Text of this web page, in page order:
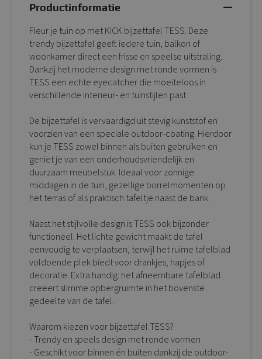
Productinformatie
Fleur je tuin op met KICK bijzettafel TESS. Deze
trendy bijzettafel geeft iedere tuin, balkon of
woonkamer direct een frisse en speelse uitstraling.
Dankzij het moderne design met ronde vormen is
TESS een echte eyecatcher die moeiteloos in
verschillende interieur- en tuinstijlen past.
De bijzettafel is vervaardigd uit stevig kunststof en
voorzien van een speciale outdoor-coating. Hierdoor
kun je TESS zowel binnen als buiten gebruiken en
geniet je van een onderhoudsvriendelijk en
duurzaam meubelstuk. Ideaal voor zonnige
middagen in de tuin, gezellige borrelmomenten op
het terras of als praktisch tafeltje naast de bank.
Naast het stijlvolle design is TESS ook bijzonder
functioneel. Het lichte gewicht maakt de tafel
eenvoudig te verplaatsen, terwijl het ruime tafelblad
voldoende plek biedt voor drankjes, hapjes of
decoratie. Extra handig: het afneembare tafelblad
creëert slimme opbergruimte in het bovenste
gedeelte van de tafel.
Waarom kiezen voor bijzettafel TESS?
- Trendy en speels design met ronde vormen
- Geschikt voor binnen én buiten dankzij de outdoor-